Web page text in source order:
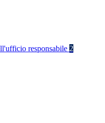
responsabile 2